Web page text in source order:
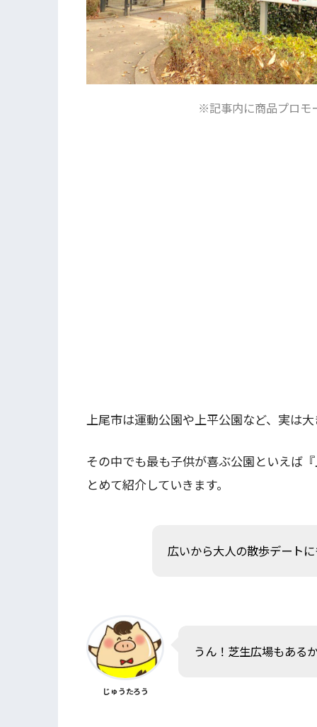
※記事内に商品プロモ
上尾市は運動公園や上平公園など、実は
その中でも最も子供が喜ぶ公園といえば
とめて紹介していきます。
広いから大人の散歩デート
じゅうたろう
うん！芝生広場もある